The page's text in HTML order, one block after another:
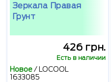
Зеркала Правая
Грунт
426 грн.
Есть в наличии
Новое/
LOCOOL
1633085